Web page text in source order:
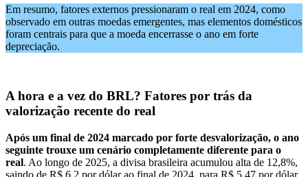
Em resumo, fatores externos pressionaram o real em 2024, como
observado em outras moedas emergentes, mas elementos domésticos
foram centrais para que a moeda encerrasse o ano em forte
depreciação.
A hora e a vez do BRL? Fatores por trás da
valorização recente do real
Após um final de 2024 marcado por forte desvalorização, o ano
seguinte trouxe um cenário completamente diferente para o
real. Ao longo de 2025, a divisa brasileira acumulou alta de 12,8%,
saindo de R$ 6,2 por dólar ao final de 2024, para R$ 5,47 por dólar